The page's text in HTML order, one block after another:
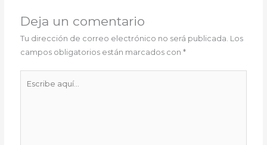
Deja un comentario
Tu dirección de correo electrónico no será publicada. Los
campos obligatorios están marcados con*